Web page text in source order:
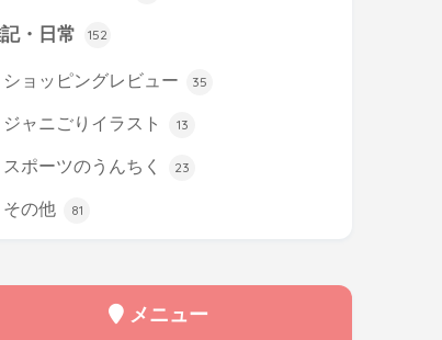
・日常 152
ショッピングレビュー 35
ジャニごりイラスト 13
スポーツのうんちく 23
その他 81
メニュー